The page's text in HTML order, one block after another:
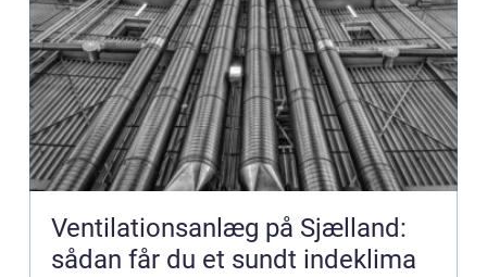
Ventilationsanlæg på Sjælland:
sådan får du et sundt indeklima